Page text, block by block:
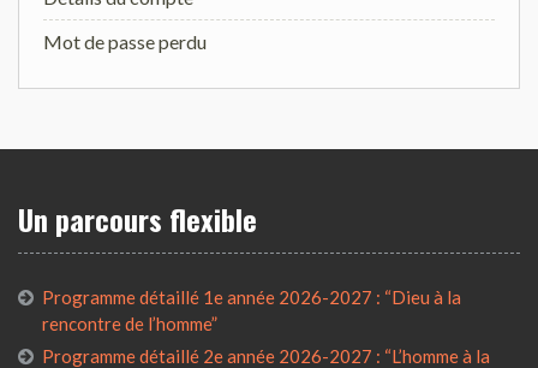
Mot de passe perdu
Un parcours flexible
Programme détaillé 1e année 2026-2027 : “Dieu à la
rencontre de l’homme”
Programme détaillé 2e année 2026-2027 : “L’homme à la